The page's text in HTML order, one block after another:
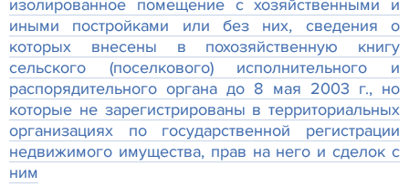
изолированное помещение с хозяйственными и
иными постройками или без них, сведения о
которых внесены в похозяйственную книгу
сельского (поселкового) исполнительного и
распорядительного органа до 8 мая 2003 г., но
которые не зарегистрированы в территориальных
организациях по государственной регистрации
недвижимого имущества, прав на него и сделок с
ним